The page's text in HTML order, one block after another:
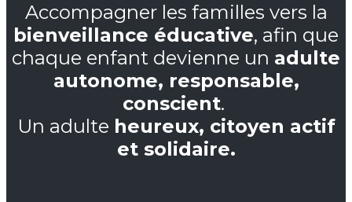
Accompagner les familles vers la
bienveillance éducative, afin que
chaque enfant devienne un adulte
autonome, responsable,
conscient.
Un adulte heureux, citoyen actif
et solidaire.